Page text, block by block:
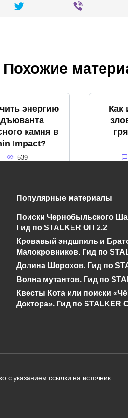
Похожие
энергию
камня в
Impact?
539
Как
громовое
в Genshin
430
Популярные материалы
Поиски Чернобыльского
Гид по STALKER ОП 2.2
Кровавый эндшпиль и
Малокровников. Гид по
Долина Шорохов. Гид по
Волна мутантов. Гид по
Квесты Кота или поиски
Доктора». Гид по STALKER
с указанием ссылки на источник.